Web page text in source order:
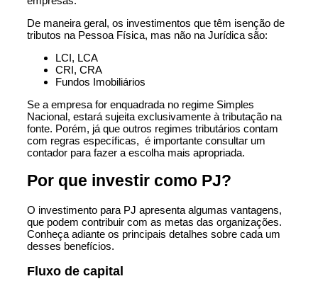
De maneira geral, os investimentos que têm isenção de
tributos na Pessoa Física, mas não na Jurídica são:
LCI, LCA
CRI, CRA
Fundos Imobiliários
Se a empresa for enquadrada no regime Simples
Nacional, estará sujeita exclusivamente à tributação na
fonte. Porém, já que outros regimes tributários contam
com regras específicas, é importante consultar um
contador para fazer a escolha mais apropriada.
Por que investir como PJ?
O investimento para PJ apresenta algumas vantagens,
que podem contribuir com as metas das organizações.
Conheça adiante os principais detalhes sobre cada um
desses benefícios.
Fluxo de capital